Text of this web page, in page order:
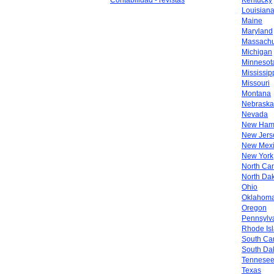
Louisiana
Maine
Maryland
Michigan
Missouri
Montana
Nebraska
Nevada
New
New
New
New York
North
North
Ohio
Oregon
Rhode
South
South
Tennesee
Texas